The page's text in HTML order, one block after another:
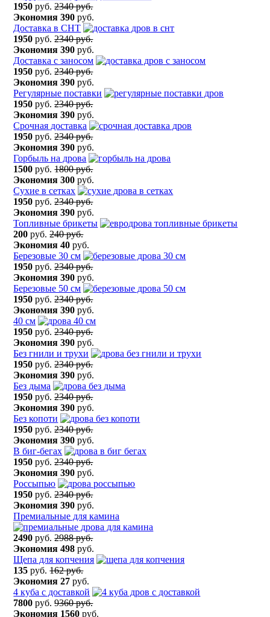
1950 руб.2340 руб.
Экономия 390 руб.
Доставка в СНТ
1950 руб.2340 руб.
Экономия 390 руб.
Доставка с заносом
1950 руб.2340 руб.
Экономия 390 руб.
Регулярные поставки
1950 руб.2340 руб.
Экономия 390 руб.
Срочная доставка
1950 руб.2340 руб.
Экономия 390 руб.
Горбыль на дрова
1500 руб.1800 руб.
Экономия 300 руб.
Сухие в сетках
1950 руб.2340 руб.
Экономия 390 руб.
Топливные брикеты
200 руб.240 руб.
Экономия 40 руб.
Березовые 30 см
1950 руб.2340 руб.
Экономия 390 руб.
Березовые 50 см
1950 руб.2340 руб.
Экономия 390 руб.
40 см
1950 руб.2340 руб.
Экономия 390 руб.
Без гнили и трухи
1950 руб.2340 руб.
Экономия 390 руб.
Без дыма
1950 руб.2340 руб.
Экономия 390 руб.
Без копоти
1950 руб.2340 руб.
Экономия 390 руб.
В биг-бегах
1950 руб.2340 руб.
Экономия 390 руб.
Россыпью
1950 руб.2340 руб.
Экономия 390 руб.
Премиальные для камина
2490 руб.2988 руб.
Экономия 498 руб.
Щепа для копчения
135 руб.162 руб.
Экономия 27 руб.
4 куба с доставкой
7800 руб.9360 руб.
Экономия 1560 руб.